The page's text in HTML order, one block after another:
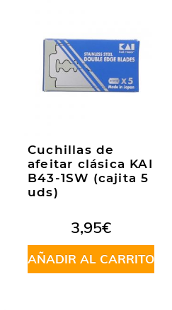
Cuchillas de
afeitar clásica KAI
B43-1SW (cajita 5
uds)
3,95€
AÑADIR AL CARRITO